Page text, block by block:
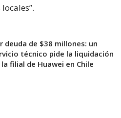
deuda de $38 millones: un
técnico pide la liquidación
la filial de Huawei en Chile